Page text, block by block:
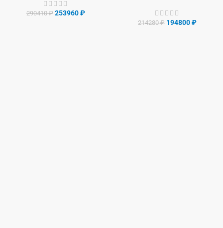
290410₽ 253960₽
214280₽ 194800₽